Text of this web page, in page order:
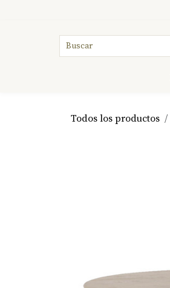
Todos los productos